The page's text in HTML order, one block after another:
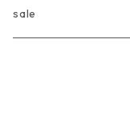
CIENTA
one piece
〜80cm
〜3000円
sale